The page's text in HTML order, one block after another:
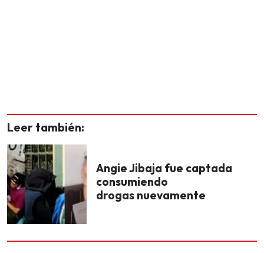
Leer también:
Angie Jibaja fue captada
consumiendo
drogas nuevamente